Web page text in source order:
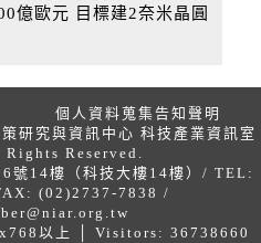
億歐元 目標建2奈米晶圓
個人資料蒐集告知聲明
研究與資訊中心 科技產業資訊室
Reserved.
號14樓（科技大樓14樓）/ TEL:
(02)2737-7838 /
以上 │ Visitors: 36738660